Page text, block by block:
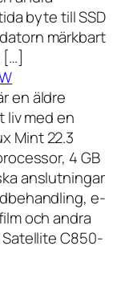
byte till SSD
märkbart
[…]
en äldre
liv med en
Mint 22.3
4 GB
anslutningar
e-
och andra
C850-